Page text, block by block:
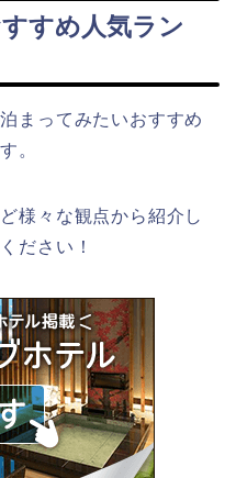
すめ人気ラン
まってみたいおすすめ
。
様々な観点から紹介し
ださい！